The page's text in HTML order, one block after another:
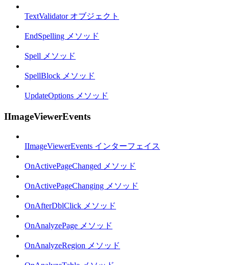
TextValidator オブジェクト
EndSpelling メソッド
Spell メソッド
SpellBlock メソッド
UpdateOptions メソッド
IImageViewerEvents
IImageViewerEvents インターフェイス
OnActivePageChanged メソッド
OnActivePageChanging メソッド
OnAfterDblClick メソッド
OnAnalyzePage メソッド
OnAnalyzeRegion メソッド